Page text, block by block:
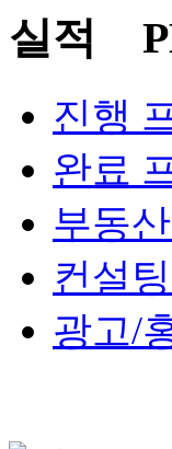
진행
완료
부동
컨설
광고/